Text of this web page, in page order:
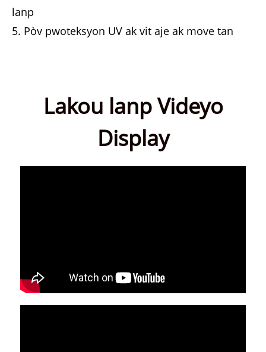
lanp
5. Pòv pwoteksyon UV ak vit aje ak move tan
Lakou lanp Videyo
Display